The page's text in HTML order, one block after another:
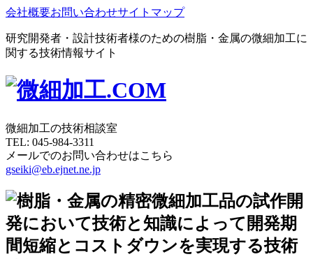
会社概要お問い合わせサイトマップ
研究開発者・設計技術者様のための樹脂・金属の微細加工に
関する技術情報サイト
微細加工の技術相談室
TEL: 045-984-3311
メールでのお問い合わせはこちら
gseiki@eb.ejnet.ne.jp